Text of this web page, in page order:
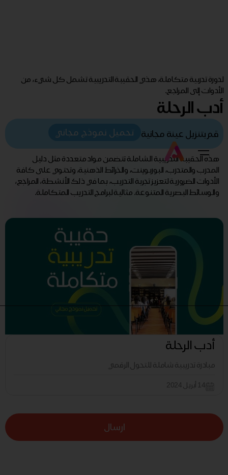
لدورة تدربية متكاملة، هذي الحقيبة التدريبية تشمل كل شيء، من
الأدوات إلى المراجع.
أدب الرحلة
قم بتنزيل عينة مجانية تحميل نموذج مجاني
هذه الحقيبة التدريبية الشاملة تتضمن مواد متعددة مثل دليل
المدرب والمتدرب، البوربوينت، والخرائط الذهنية، وتحتوي على كافة
الأدوات الضرورية لتعزيز تجربة التدريب، بما في ذلك الأنشطة، المراجع،
والوسائط البصرية المتنوعة. مثالية لبرامج التدريب المتكاملة.
أدب الرحلة
مبادرة تدريبية شاملة للتحول الرقمي
14 أبريل 2024
ارسال